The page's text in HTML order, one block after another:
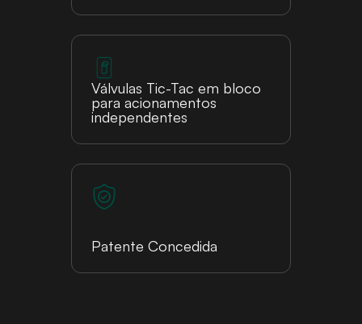
Válvulas Tic-Tac em bloco
para acionamentos
independentes
Patente Concedida